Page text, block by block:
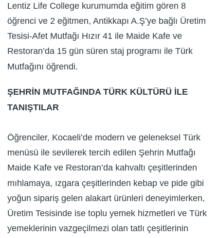
Lentiz Life College kurumumda eğitim gören 8
öğrenci ve 2 eğitmen, Antikkapı A.Ş’ye bağlı Üretim
Tesisi-Afet Mutfağı Hızır 41 ile Maide Kafe ve
Restoran’da 15 gün süren staj programı ile Türk
Mutfağını öğrendi.
ŞEHRİN MUTFAĞINDA TÜRK KÜLTÜRÜ İLE
TANIŞTILAR
Öğrenciler, Kocaeli’de modern ve geleneksel Türk
menüsü ile sevilerek tercih edilen Şehrin Mutfağı
Maide Kafe ve Restoran’da kahvaltı çeşitlerinden
mıhlamaya, ızgara çeşitlerinden kebap ve pide gibi
yoğun sipariş gelen alakart ürünleri deneyimlerken,
Üretim Tesisinde ise toplu yemek hizmetleri ve Türk
yemeklerinin vazgeçilmezi olan tatlı çeşitlerinin